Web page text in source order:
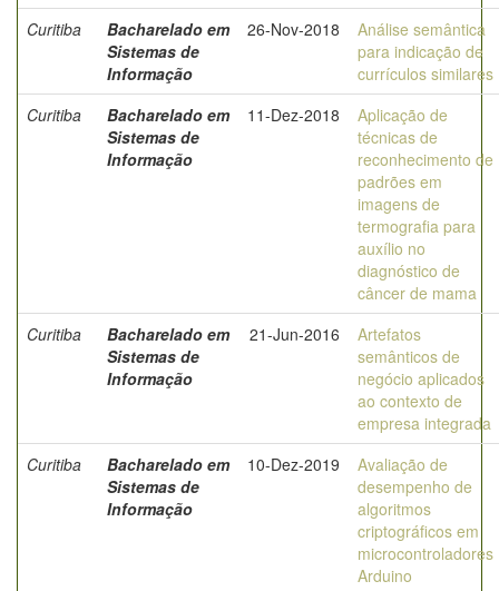
Curitiba
Bacharelado em
Sistemas de
Informação
26-Nov-2018
Análise semântica
para indicação de
currículos similares
Curitiba
Bacharelado em
Sistemas de
Informação
11-Dez-2018
Aplicação de
técnicas de
reconhecimento de
padrões em
imagens de
termografia para
auxílio no
diagnóstico de
câncer de mama
Curitiba
Bacharelado em
Sistemas de
Informação
21-Jun-2016
Artefatos
semânticos de
negócio aplicados
ao contexto de
empresa integrada
Curitiba
Bacharelado em
Sistemas de
Informação
10-Dez-2019
Avaliação de
desempenho de
algoritmos
criptográficos em
microcontroladores
Arduino